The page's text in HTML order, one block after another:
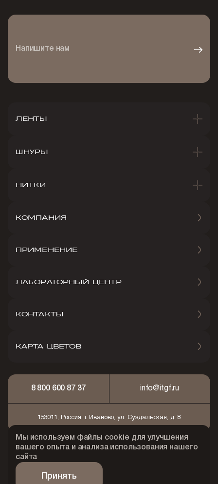
Напишите нам
КОМПАНИЯ
ПРИМЕНЕНИЕ
ЛАБОРАТОРНЫЙ ЦЕНТР
КОНТАКТЫ
КАРТА ЦВЕТОВ
ЛЕНТЫ
ШНУРЫ
НИТКИ
8 800 600 87 37 info@itgf.ru
153011, Россия, г. Иваново, ул. Суздальская, д. 8
© 2026 АО "Ивановская текстильно-галантерейная
фабрика"
Политика конфидециальности
Сделано Art Performance
Мы используем файлы cookie для улучшения
вашего опыта и анализа использования нашего
сайта
Принять